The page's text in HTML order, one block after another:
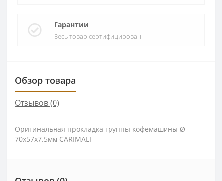
Гарантии
Весь товар сертифицирован
Обзор товара
Отзывов (0)
Оригинальная прокладка группы кофемашины Ø
70x57x7.5мм CARIMALI